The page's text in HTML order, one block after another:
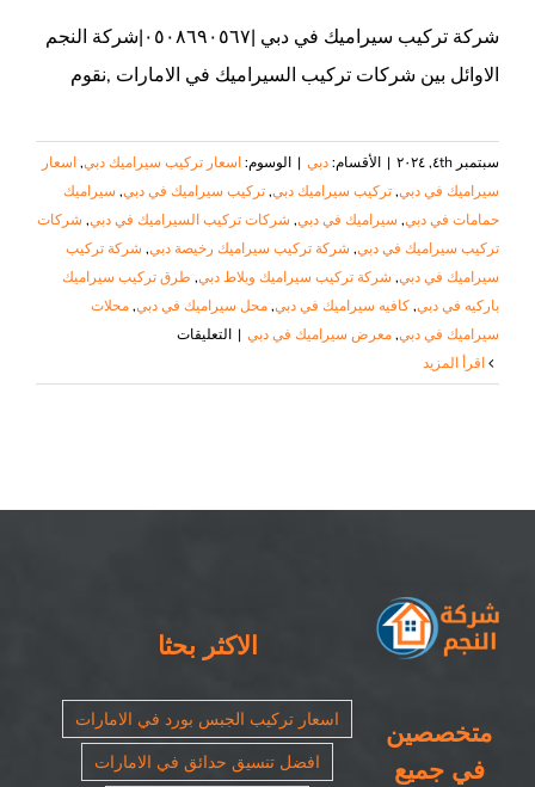
شركة تركيب سيراميك في دبي |٠٥٠٨٦٩٠٥٦٧|شركة النجم
الاوائل بين شركات تركيب السيراميك في الامارات ,نقوم
سبتمبر ٤th, ٢٠٢٤ | الأقسام: دبي | الوسوم: اسعار تركيب سيراميك دبي, اسعار
سيراميك في دبي, تركيب سيراميك دبي, تركيب سيراميك في دبي, سيراميك
حمامات في دبي, سيراميك في دبي, شركات تركيب السيراميك في دبي, شركات
تركيب سيراميك في دبي, شركة تركيب سيراميك رخيصة دبي, شركة تركيب
سيراميك في دبي, شركة تركيب سيراميك وبلاط دبي, طرق تركيب سيراميك
باركيه في دبي, كافيه سيراميك في دبي, محل سيراميك في دبي, محلات
سيراميك في دبي, معرض سيراميك في دبي | التعليقاتعلى
تركيب
متخصصين
في جميع
الاكثر بحثا
اسعار تركيب الجبس بورد في الامارات
افضل تنسيق حدائق في الامارات